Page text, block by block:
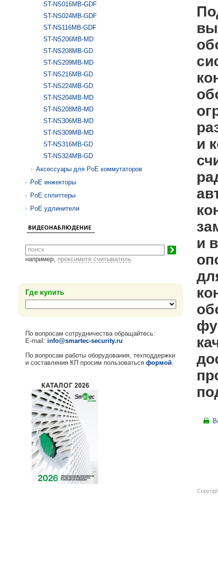
ST-NS016MB-GDF
ST-NS024MB-GDF
ST-NS116MB-GDF
ST-NS206MB-MD
ST-NS208MB-GD
ST-NS209MB-MD
ST-NS216MB-GD
ST-NS224MB-GD
ST-NS204MB-MD
ST-NS208MB-MD
ST-NS306MB-MD
ST-NS309MB-MD
ST-NS316MB-GD
ST-NS324MB-GD
Аксессуары для PoE коммутаторов
PoE инжекторы
PoE сплиттеры
PoE удлинители
например, проксимити считыватель
Где купить
По вопросам сотрудничества обращайтесь:
E-mail: info@smartec-security.ru
По вопросам работы оборудования, техподдержки
и составления КП просим пользоваться формой
и
и